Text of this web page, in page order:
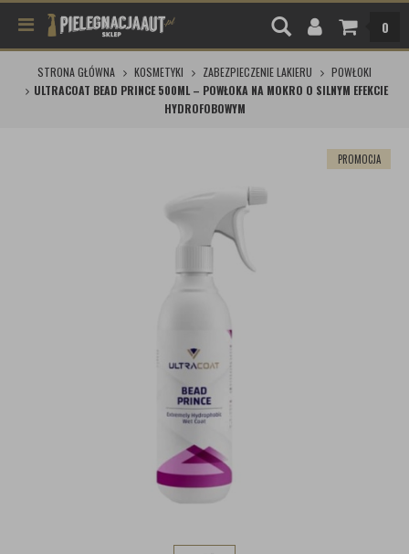
0
STRONA GŁÓWNA KOSMETYKI ZABEZPIECZENIE LAKIERU
POWŁOKI
ULTRACOAT BEAD PRINCE 500ML – POWŁOKA NA MOKRO O SILNYM EFEKCIE
HYDROFOBOWYM
PROMOCJA